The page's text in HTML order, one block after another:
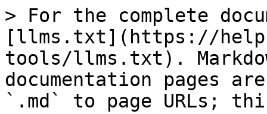
> For the complete
[llms.txt](https://
tools/llms.txt).
documentation pages
`.md` to page URLs;